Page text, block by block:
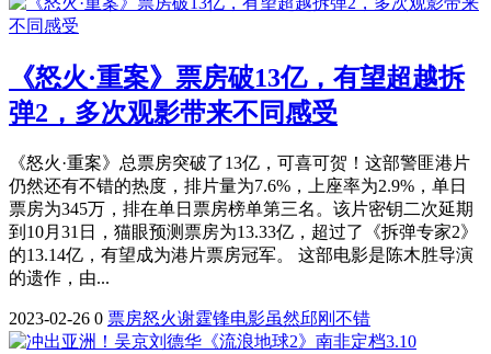
《怒火·重案》票房破13亿，有望超越拆
弹2，多次观影带来不同感受
《怒火·重案》总票房突破了13亿，可喜可贺！这部警匪港片
仍然还有不错的热度，排片量为7.6%，上座率为2.9%，单日
票房为345万，排在单日票房榜单第三名。该片密钥二次延期
到10月31日，猫眼预测票房为13.33亿，超过了《拆弹专家2》
的13.14亿，有望成为港片票房冠军。 这部电影是陈木胜导演
的遗作，由...
2023-02-26 0 票房怒火谢霆锋电影虽然邱刚 不错